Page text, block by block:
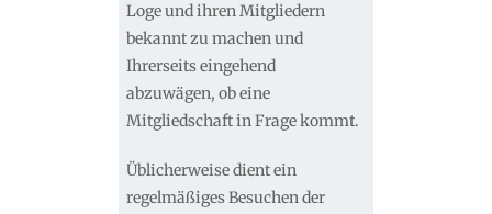
Loge und ihren Mitgliedern
bekannt zu machen und
Ihrerseits eingehend
abzuwägen, ob eine
Mitgliedschaft in Frage kommt.
Üblicherweise dient ein
regelmäßiges Besuchen der